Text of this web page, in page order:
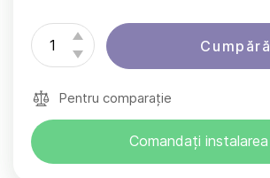
Cumpără
Pentru comparație
Comandați instalarea